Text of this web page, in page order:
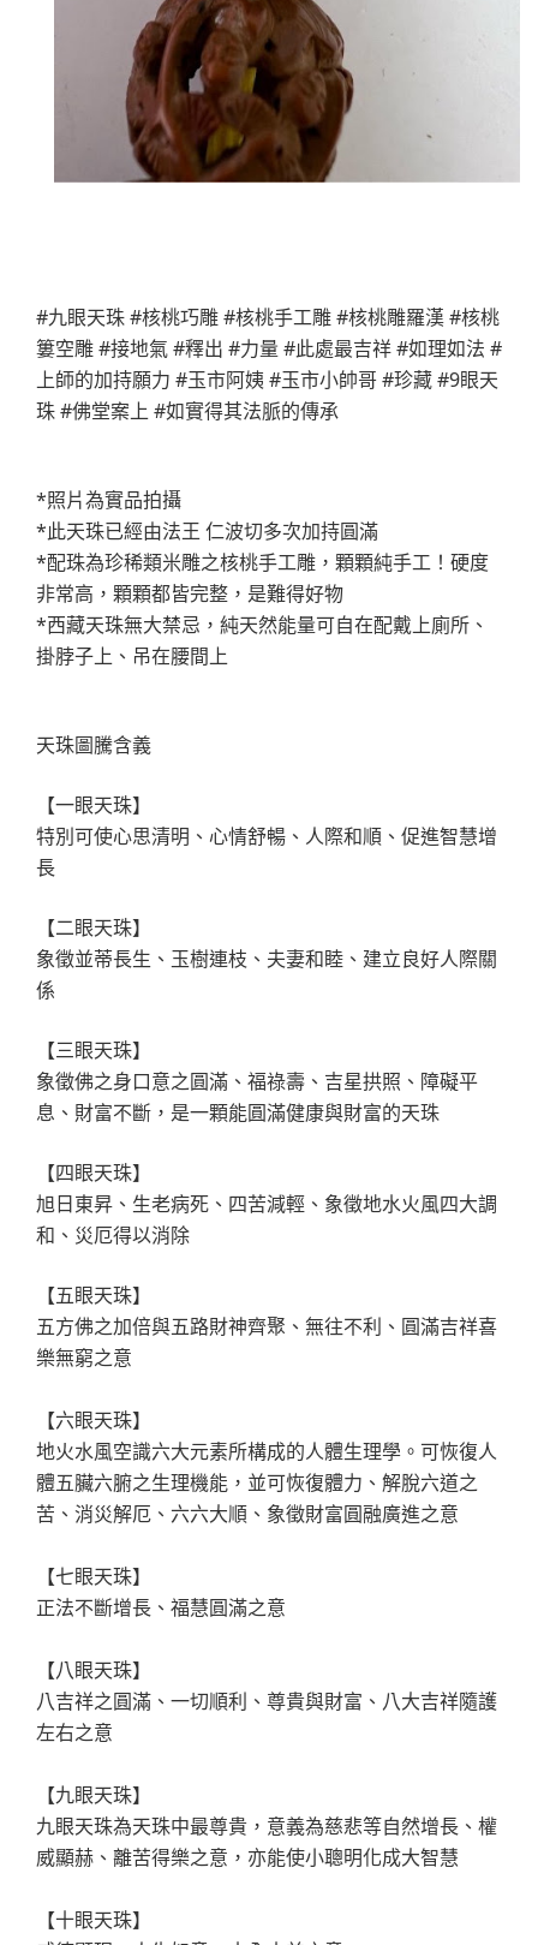
#九眼天珠 #核桃巧雕 #核桃手工雕 #核桃雕羅漢 #核桃
簍空雕 #接地氣 #釋出 #力量 #此處最吉祥 #如理如法 #
上師的加持願力 #玉市阿姨 #玉市小帥哥 #珍藏 #9眼天
珠 #佛堂案上 #如實得其法脈的傳承
*照片為實品拍攝
*此天珠已經由法王 仁波切多次加持圓滿
*配珠為珍稀類米雕之核桃手工雕，顆顆純手工！硬度
非常高，顆顆都皆完整，是難得好物
*西藏天珠無大禁忌，純天然能量可自在配戴上廁所、
掛脖子上、吊在腰間上
天珠圖騰含義
【一眼天珠】
特別可使心思清明、心情舒暢、人際和順、促進智慧增
長
【二眼天珠】
象徵並蒂長生、玉樹連枝、夫妻和睦、建立良好人際關
係
【三眼天珠】
象徵佛之身口意之圓滿、福祿壽、吉星拱照、障礙平
息、財富不斷，是一顆能圓滿健康與財富的天珠
【四眼天珠】
旭日東昇、生老病死、四苦減輕、象徵地水火風四大調
和、災厄得以消除
【五眼天珠】
五方佛之加倍與五路財神齊聚、無往不利、圓滿吉祥喜
樂無窮之意
【六眼天珠】
地火水風空識六大元素所構成的人體生理學。可恢復人
體五臟六腑之生理機能，並可恢復體力、解脫六道之
苦、消災解厄、六六大順、象徵財富圓融廣進之意
【七眼天珠】
正法不斷增長、福慧圓滿之意
【八眼天珠】
八吉祥之圓滿、一切順利、尊貴與財富、八大吉祥隨護
左右之意
【九眼天珠】
九眼天珠為天珠中最尊貴，意義為慈悲等自然增長、權
威顯赫、離苦得樂之意，亦能使小聰明化成大智慧
【十眼天珠】